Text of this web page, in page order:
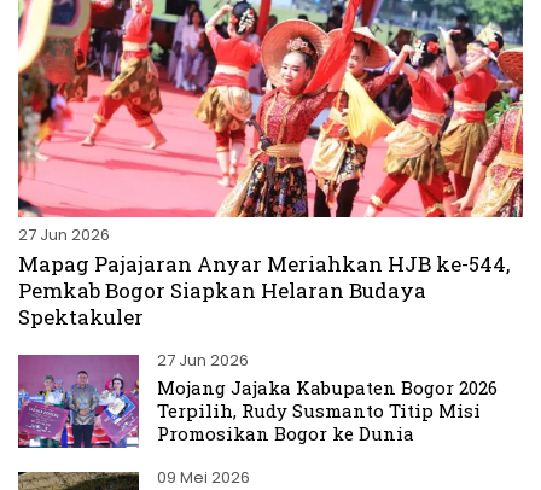
27 Jun 2026
Mapag Pajajaran Anyar Meriahkan HJB ke-544,
Pemkab Bogor Siapkan Helaran Budaya
Spektakuler
27 Jun 2026
Mojang Jajaka Kabupaten Bogor 2026
Terpilih, Rudy Susmanto Titip Misi
Promosikan Bogor ke Dunia
09 Mei 2026